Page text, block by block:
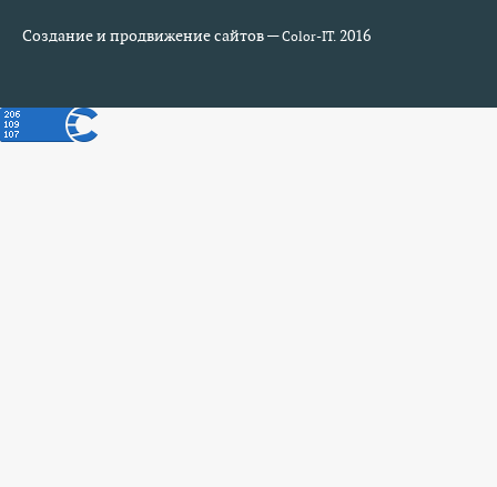
Создание и продвижение сайтов —Color-IT.2016